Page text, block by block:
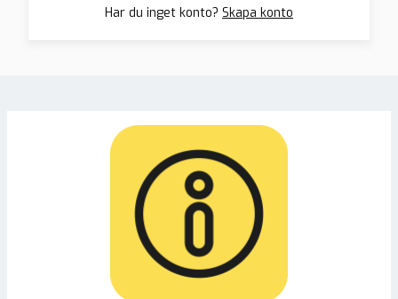
Har du inget konto? Skapa konto